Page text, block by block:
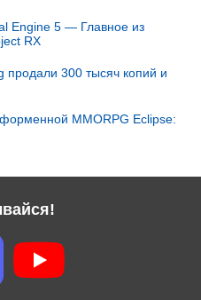
Engine 5 — Главное из
RX
продали 300 тысяч копий и
MMORPG Eclipse: